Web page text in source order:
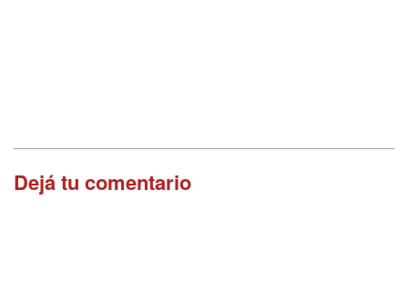
Dejá tu comentario